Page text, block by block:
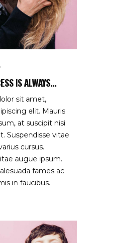
IS ALWAYS...
sit amet,
elit. Mauris
at suscipit nisi
Suspendisse vitae
cursus.
augue ipsum.
fames ac
in faucibus.